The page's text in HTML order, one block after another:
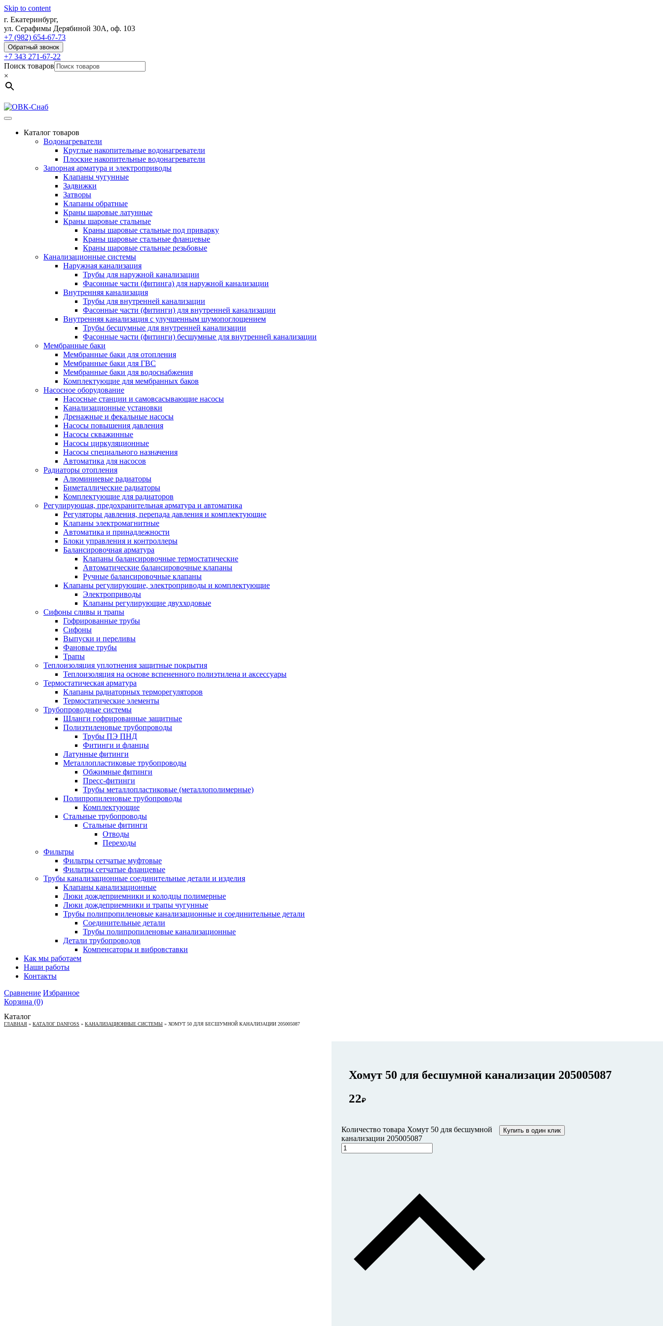
Skip to content
г. Екатеринбург,
ул. Серафимы Дерябиной 30А, оф. 103
+7 (982) 654-67-73
Обратный звонок
+7 343 271-67-22
Поиск товаров
×
Каталог товаров
Водонагреватели
Круглые накопительные водонагреватели
Плоские накопительные водонагреватели
Запорная арматура и электроприводы
Клапаны чугунные
Задвижки
Затворы
Клапаны обратные
Краны шаровые латунные
Краны шаровые стальные
Краны шаровые стальные под приварку
Краны шаровые стальные фланцевые
Краны шаровые стальные резьбовые
Канализационные системы
Наружная канализация
Трубы для наружной канализации
Фасонные части (фитинга) для наружной канализации
Внутренняя канализация
Трубы для внутренней канализации
Фасонные части (фитинги) для внутренней канализации
Внутренняя канализация с улучшенным шумопоглощением
Трубы бесшумные для внутренней канализации
Фасонные части (фитинги) бесшумные для внутренней канализации
Мембранные баки
Мембранные баки для отопления
Мембранные баки для ГВС
Мембранные баки для водоснабжения
Комплектующие для мембранных баков
Насосное оборудование
Насосные станции и самовсасывающие насосы
Канализационные установки
Дренажные и фекальные насосы
Насосы повышения давления
Насосы скважинные
Насосы циркуляционные
Насосы специального назначения
Автоматика для насосов
Радиаторы отопления
Алюминиевые радиаторы
Биметаллические радиаторы
Комплектующие для радиаторов
Регулирующая, предохранительная арматура и автоматика
Регуляторы давления, перепада давления и комплектующие
Клапаны электромагнитные
Автоматика и принадлежности
Блоки управления и контроллеры
Балансировочная арматура
Клапаны балансировочные термостатические
Автоматические балансировочные клапаны
Ручные балансировочные клапаны
Клапаны регулирующие, электроприводы и комплектующие
Электроприводы
Клапаны регулирующие двухходовые
Сифоны сливы и трапы
Гофрированные трубы
Сифоны
Выпуски и переливы
Фановые трубы
Трапы
Теплоизоляция уплотнения защитные покрытия
Теплоизоляция на основе вспененного полиэтилена и аксессуары
Термостатическая арматура
Клапаны радиаторных терморегуляторов
Термостатические элементы
Трубопроводные системы
Шланги гофрированные защитные
Полиэтиленовые трубопроводы
Трубы ПЭ ПНД
Фитинги и фланцы
Латунные фитинги
Металлопластиковые трубопроводы
Обжимные фитинги
Пресс-фитинги
Трубы металлопластиковые (металлополимерные)
Полипропиленовые трубопроводы
Комплектующие
Стальные трубопроводы
Стальные фитинги
Отводы
Переходы
Фильтры
Фильтры сетчатые муфтовые
Фильтры сетчатые фланцевые
Трубы канализационные соединительные детали и изделия
Клапаны канализационные
Люки дождеприемники и колодцы полимерные
Люки дождеприемники и трапы чугунные
Трубы полипропиленовые канализационные и соединительные детали
Соединительные детали
Трубы полипропиленовые канализационные
Детали трубопроводов
Компенсаторы и вибровставки
Как мы работаем
Наши работы
Контакты
Сравнение Избранное
Корзина (0)
Каталог
ГЛАВНАЯ » КАТАЛОГ DANFOSS » КАНАЛИЗАЦИОННЫЕ СИСТЕМЫ » ХОМУТ 50 ДЛЯ БЕСШУМНОЙ КАНАЛИЗАЦИИ 205005087
Хомут 50 для бесшумной канализации 205005087
22₽
Количество товара Хомут 50 для бесшумной
канализации 205005087
Купить в один клик